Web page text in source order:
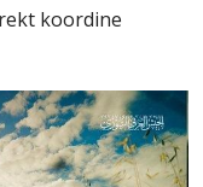
koordine